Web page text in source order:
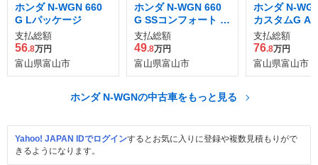
ホンダ N-WGN 660
G Lパッケージ
支払総額
56.8万円
富山県富山市
ホンダ N-WGN 660
G SSコンフォート L
パッケージ
支払総額
49.8万円
富山県富山市
ホンダ N-
カスタムG A
ージ 4WD
支払総額
76.8万円
富山県富山市
ホンダ N-WGNの中古車をもっと見る
Yahoo! JAPAN IDでログインするとお気に入りに登録や複数見積もりがで
きるようになります。